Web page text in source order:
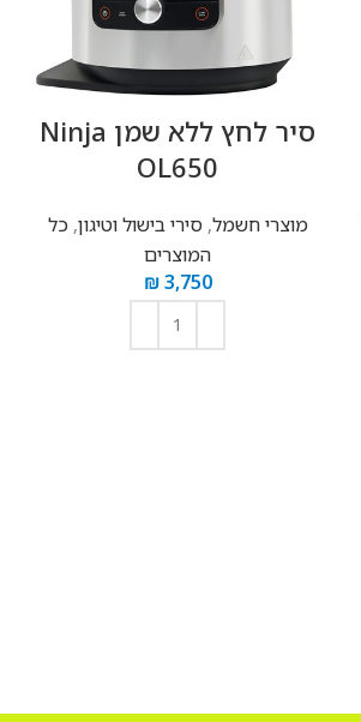
‏סיר לחץ ‏ללא שמן Ninja
OL650
מוצרי חשמל, סירי בישול וטיגון,כל
המוצרים
₪3,750